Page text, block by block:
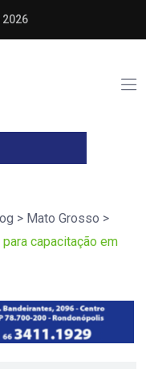
2026
> Mato Grosso >
capacitação em